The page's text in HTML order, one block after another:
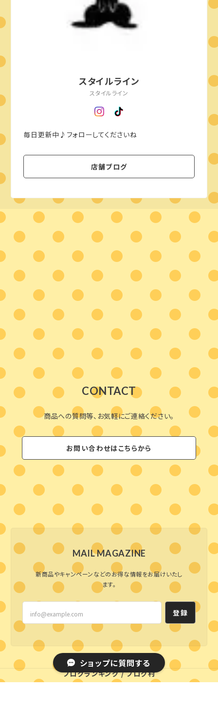
スタイルライン
スタイルライン
毎日更新中♪フォローしてくださいね
店舗ブログ
CONTACT
商品への質問等、お気軽にご連絡ください。
お問い合わせはこちらから
MAIL MAGAZINE
新商品やキャンペーンなどのお得な情報をお届けいたし
ます。
登録
ブログランキング/ブログ村
ショップに質問する